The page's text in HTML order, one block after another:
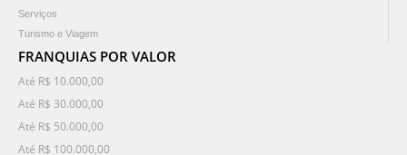
Serviços
Turismo e Viagem
FRANQUIAS POR VALOR
Até R$ 10.000,00
Até R$ 30.000,00
Até R$ 50.000,00
Até R$ 100.000,00